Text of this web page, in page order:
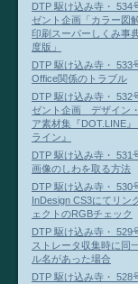
DTP 駆け込み寺・
ゼント企画「カラー図
印刷スーパーしくみ事
度版」
DTP 駆け込み寺・
Office関係のトラブル
DTP 駆け込み寺・
ゼント企画 デザイン
ア素材集『DOT.LINE
ライン』
DTP 駆け込み寺・
画像のしわを取る方法
DTP 駆け込み寺・
InDesign CS3にてリン
ェクトのRGBチェック
DTP 駆け込み寺・
ストレータ収集時に同
ル名があった場合
DTP 駆け込み寺・